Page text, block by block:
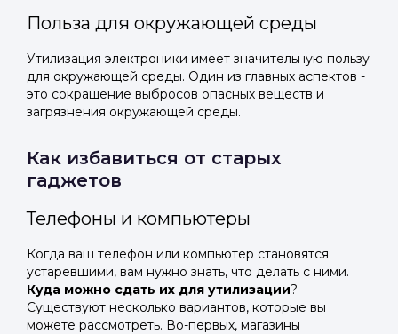
Польза для окружающей среды
Утилизация электроники имеет значительную пользу
для окружающей среды. Один из главных аспектов -
это сокращение выбросов опасных веществ и
загрязнения окружающей среды.
Как избавиться от старых
гаджетов
Телефоны и компьютеры
Когда ваш телефон или компьютер становятся
устаревшими, вам нужно знать, что делать с ними.
Куда можно сдать их для утилизации?
Существуют несколько вариантов, которые вы
можете рассмотреть. Во-первых, магазины